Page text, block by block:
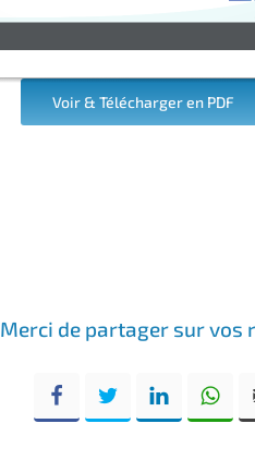
Voir & Télécharger en PDF
Merci de partager sur vos
Facebook Twitter LinkedIn